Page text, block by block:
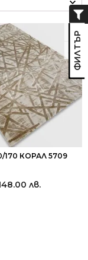
170 КОРАЛ 5709
лв.